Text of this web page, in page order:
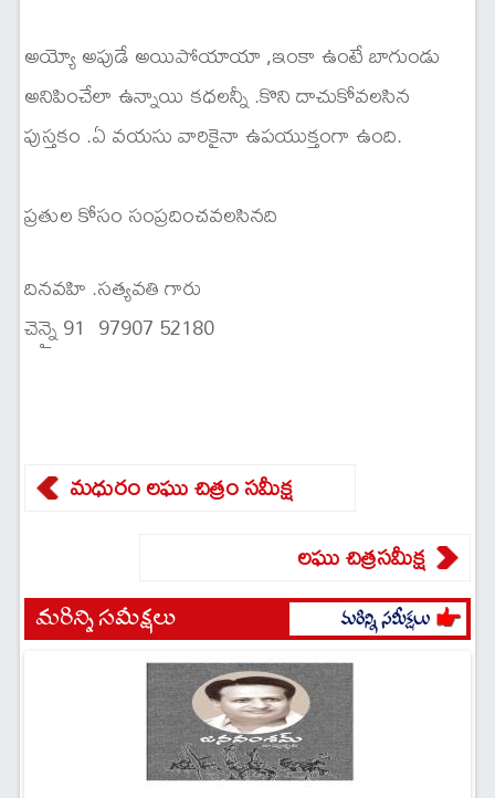
అయ్యో అపుడే అయిపోయాయా ,ఇంకా ఉంటే బాగుండు
అనిపించేలా ఉన్నాయి కధలన్నీ .కొని దాచుకోవలసిన
పుస్తకం .ఏ వయసు వారికైనా ఉపయుక్తంగా ఉంది.
ప్రతుల కోసం సంప్రదించవలసినది
దినవహి .సత్యవతి గారు
చెన్నై 91 97907 52180
మధురం లఘు చిత్రం సమీక్ష
లఘు చిత్రసమీక్ష
మరిన్ని సమీక్షలు